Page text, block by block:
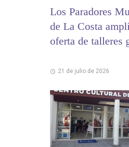
Los Paradores
de La Costa
oferta de talleres
21 de julio de 2026